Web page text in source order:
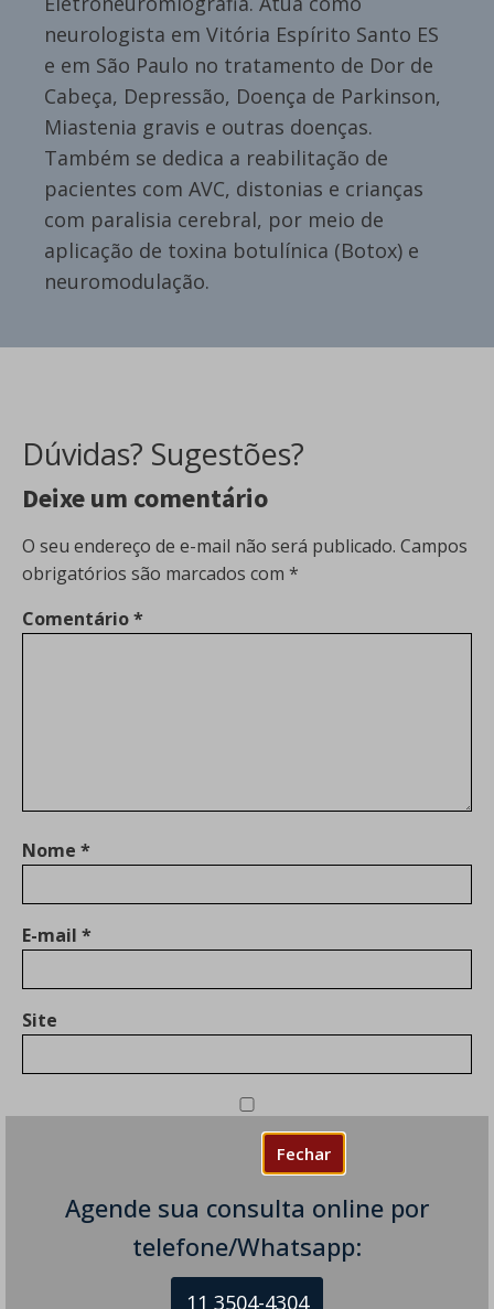
Fechar
Agende sua consulta online por
telefone/Whatsapp:
11 3504-4304
neurologista em Vitória Espírito Santo ES
e em São Paulo no tratamento de Dor de
Cabeça, Depressão, Doença de Parkinson,
Miastenia gravis e outras doenças.
Também se dedica a reabilitação de
pacientes com AVC, distonias e crianças
com paralisia cerebral, por meio de
aplicação de toxina botulínica (Botox) e
neuromodulação.
Dúvidas? Sugestões?
Deixe um comentário
O seu endereço de e-mail não será publicado. Campos
obrigatórios são marcados com *
Comentário*
Nome *
E-mail *
Site
Salvar meus dados neste navegador para a
próxima vez que eu comentar.